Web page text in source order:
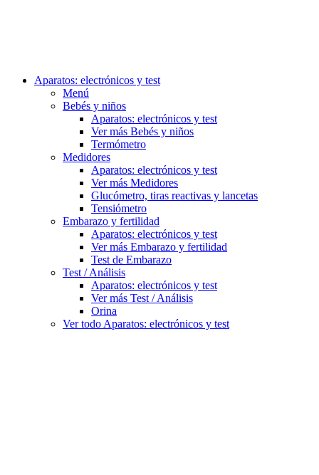
Aparatos: electrónicos y test
Menú
Bebés y niños
Aparatos: electrónicos y test
Ver más Bebés y niños
Termómetro
Medidores
Aparatos: electrónicos y test
Ver más Medidores
Glucómetro, tiras reactivas y lancetas
Tensiómetro
Embarazo y fertilidad
Aparatos: electrónicos y test
Ver más Embarazo y fertilidad
Test de Embarazo
Test / Análisis
Aparatos: electrónicos y test
Ver más Test / Análisis
Orina
Ver todo Aparatos: electrónicos y test